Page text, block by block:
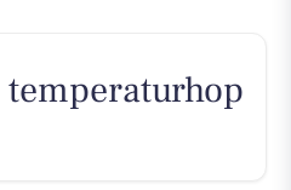
temperaturhop